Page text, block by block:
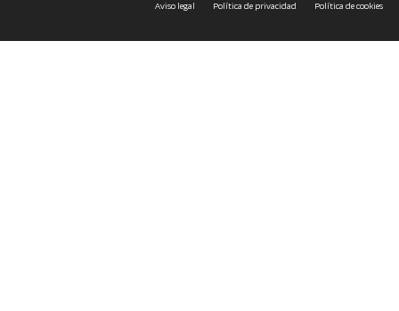
Aviso legal Política de privacidad Política de cookies